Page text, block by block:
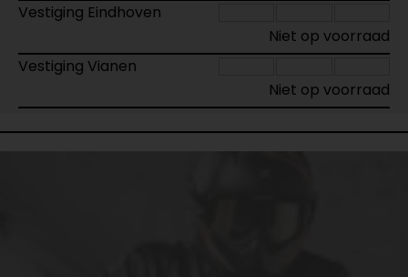
Vestiging Eindhoven
Niet op voorraad
Vestiging Vianen
Niet op voorraad